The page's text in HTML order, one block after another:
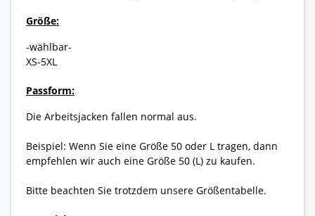
Größe:
-wählbar-
XS-5XL
Passform:
Die Arbeitsjacken fallen normal aus.
Beispiel: Wenn Sie eine Größe 50 oder L tragen, dann
empfehlen wir auch eine Größe 50 (L) zu kaufen.
Bitte beachten Sie trotzdem unsere Größentabelle.